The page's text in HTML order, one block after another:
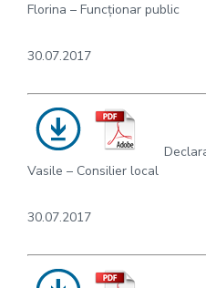
Florina – Funcționar public
30.07.2017
Vasile – Consilier local
30.07.2017